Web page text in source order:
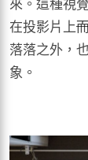
在投影片上
落落之外，
象。